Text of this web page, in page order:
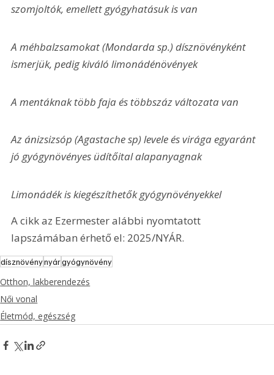
szomjoltók, emellett gyógyhatásuk is van
A méhbalzsamokat (Mondarda sp.) dísznövényként
ismerjük, pedig kiváló limonádénövények
A mentáknak több faja és többszáz változata van
Az ánizsizsóp (Agastache sp) levele és virága egyaránt
jó gyógynövényes üdítőital alapanyagnak
Limonádék is kiegészíthetők gyógynövényekkel
A cikk az Ezermester alábbi nyomtatott
lapszámában érhető el: 2025/NYÁR.
dísznövénynyárgyógynövény
Otthon, lakberendezés
Női vonal
Életmód, egészség